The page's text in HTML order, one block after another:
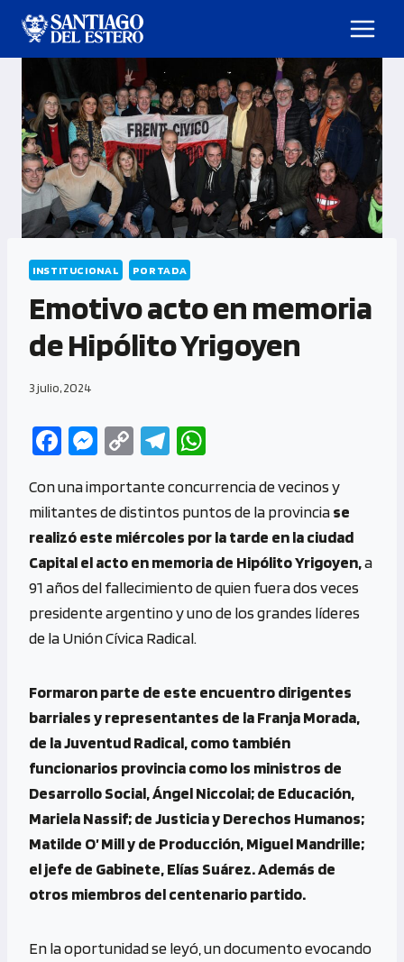
INSTITUCIONAL PORTADA
Emotivo acto en memoria
de Hipólito Yrigoyen
3 julio, 2024
Fa
b
o
o
k
M
se
n
g
er
C
py
Li
n
k
Te
gr
a
m
at
s
A
p
p
Con una importante concurrencia de vecinos y
militantes de distintos puntos de la provinciase
realizó este miércoles por la tarde en la ciudad
Capital el acto en memoria de Hipólito Yrigoyen,a
91 años del fallecimiento de quien fuera dos veces
presidente argentino y uno de los grandes líderes
de la Unión Cívica Radical.
Formaron parte de este encuentro dirigentes
barriales y representantes de la Franja Morada,
de la Juventud Radical, como también
funcionarios provincia como los ministros de
Desarrollo Social, Ángel Niccolai; de Educación,
Mariela Nassif; de Justicia y Derechos Humanos;
Matilde O’ Mill y de Producción, Miguel Mandrille;
el jefe de Gabinete, Elías Suárez. Además de
otros miembros del centenario partido.
En la oportunidad se leyó, un documento evocando